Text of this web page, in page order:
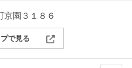
京園３１８６
で見る